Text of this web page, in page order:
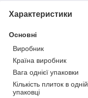
Характеристики
Основні
Виробник
Країна виробник
Вага однієї упаковки
Кількість плиток в одній
упаковці